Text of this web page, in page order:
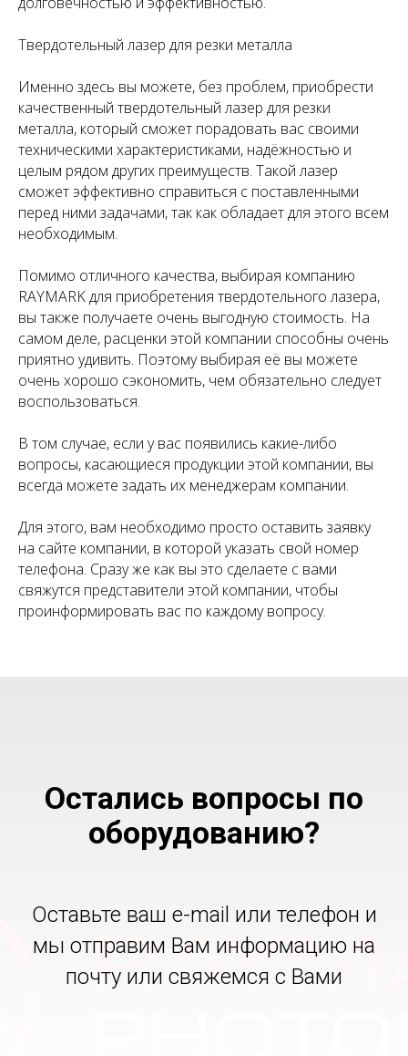
Твердотельный лазер для резки металла
Именно здесь вы можете, без проблем, приобрести
качественный твердотельный лазер для резки
металла, который сможет порадовать вас своими
техническими характеристиками, надёжностью и
целым рядом других преимуществ. Такой лазер
сможет эффективно справиться с поставленными
перед ними задачами, так как обладает для этого всем
необходимым.
Помимо отличного качества, выбирая компанию
RAYMARK для приобретения твердотельного лазера,
вы также получаете очень выгодную стоимость. На
самом деле, расценки этой компании способны очень
приятно удивить. Поэтому выбирая её вы можете
очень хорошо сэкономить, чем обязательно следует
воспользоваться.
В том случае, если у вас появились какие-либо
вопросы, касающиеся продукции этой компании, вы
всегда можете задать их менеджерам компании.
Для этого, вам необходимо просто оставить заявку
на сайте компании, в которой указать свой номер
телефона. Сразу же как вы это сделаете с вами
свяжутся представители этой компании, чтобы
проинформировать вас по каждому вопросу.
Остались вопросы по
оборудованию?
Оставьте ваш e-mail или телефон и
мы отправим Вам информацию на
почту или свяжемся с Вами